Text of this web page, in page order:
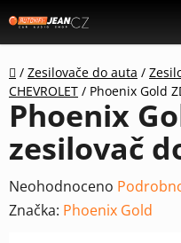
na
obsah
Domů
/ Zesilovače do auta /
CHEVROLET / Phoenix Gold
Phoenix
zesilovač
Průměrné
hodnocení
Neohodnoceno
Značka: Phoenix Gold